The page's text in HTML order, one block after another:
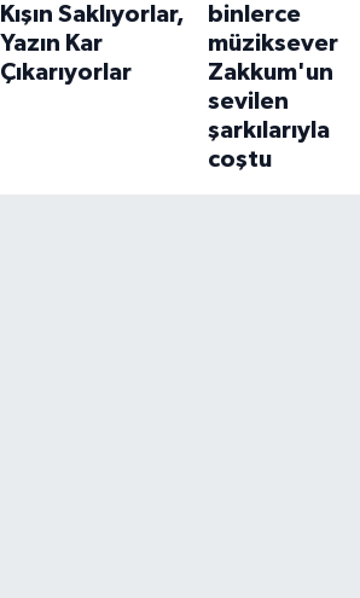
Kışın Saklıyorlar,
Yazın Kar
Çıkarıyorlar
binlerce
müziksever
Zakkum'un
sevilen
şarkılarıyla
coştu